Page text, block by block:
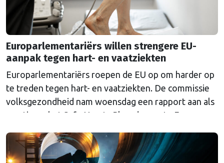
Europarlementariërs willen strengere EU-
aanpak tegen hart- en vaatziekten
Europarlementariërs roepen de EU op om harder op
te treden tegen hart- en vaatziekten. De commissie
volksgezondheid nam woensdag een rapport aan als
reactie op het Safe Hearts Plan, de eerste Europese
Commissie in december 2025 presenteerde. Hart- en
vaatziekten zijn de grootste doodsoorzaak in